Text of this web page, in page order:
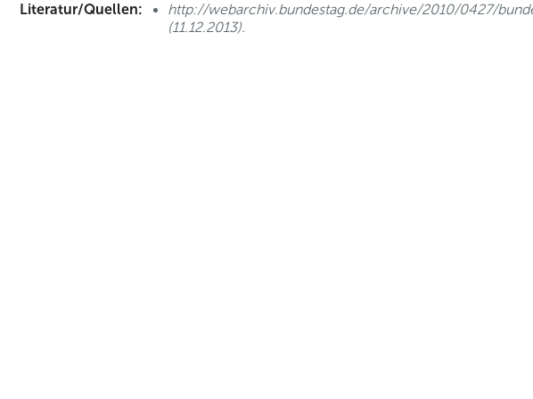
Literatur/Quellen:
http://webarchiv.bundestag.de/archive/2010/0427/
(11.12.2013).